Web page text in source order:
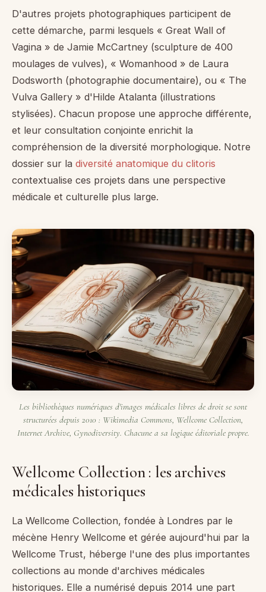
D'autres projets photographiques participent de
cette démarche, parmi lesquels « Great Wall of
Vagina » de Jamie McCartney (sculpture de 400
moulages de vulves), « Womanhood » de Laura
Dodsworth (photographie documentaire), ou « The
Vulva Gallery » d'Hilde Atalanta (illustrations
stylisées). Chacun propose une approche différente,
et leur consultation conjointe enrichit la
compréhension de la diversité morphologique. Notre
dossier sur la diversité anatomique du clitoris
contextualise ces projets dans une perspective
médicale et culturelle plus large.
Les bibliothèques numériques d'images médicales libres de droit se sont
structurées depuis 2010 : Wikimedia Commons, Wellcome Collection,
Internet Archive, Gynodiversity. Chacune a sa logique éditoriale propre.
Wellcome Collection : les archives
médicales historiques
La Wellcome Collection, fondée à Londres par le
mécène Henry Wellcome et gérée aujourd'hui par la
Wellcome Trust, héberge l'une des plus importantes
collections au monde d'archives médicales
historiques. Elle a numérisé depuis 2014 une part